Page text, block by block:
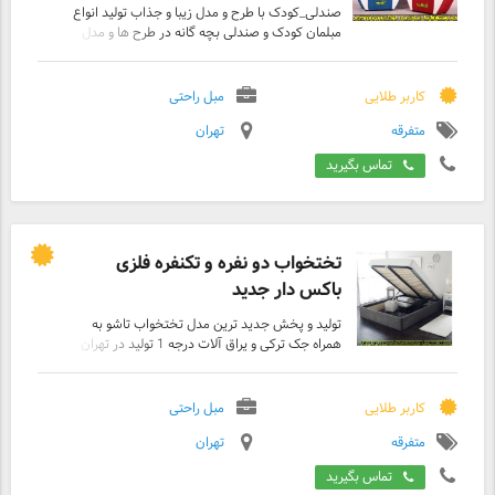
صندلی_کودک با طرح و مدل زیبا و جذاب تولید انواع
مبلمان کودک و صندلی بچه گانه در طرح ها و مدل
ارسال سراسر کشور وجود دارد بهترین هدیه و
کادوی تولد برای کودکان این محصول ساخت ایران
است پس با خرین آن میتوانید از تولید کننده و کارگر
داخلی حمایت کنید این محصول برای کودکان یک تا
هفت ساله مناسب می‌باشد امکان ساخت این
کاربر طلایی
مبل راحتی
متفرقه
تهران
تماس بگیرید
تختخواب دو نفره و تکنفره فلزی
باکس دار جدید
تولید و پخش جدید ترین مدل تختخواب تاشو به
همراه جک ترکی و یراق آلات درجه 1 تولید در تهران
160 در 200 تولید در سایز دلخواه مشتری در ابعاد
سفارشی -امکان ثبت سفارش به صورت حضوری در
کارخانه -امکان خرید تختخواب و تشک در نمایشگاه
ها و نمایندگی های معرفی شده از طرف کار خانه
کاربر طلایی
مبل راحتی
متفرقه
تهران
تماس بگیرید